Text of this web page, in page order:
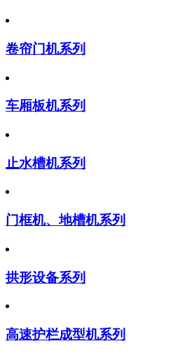
卷帘门机系列
车厢板机系列
止水槽机系列
门框机、地槽机系列
拱形设备系列
高速护栏成型机系列